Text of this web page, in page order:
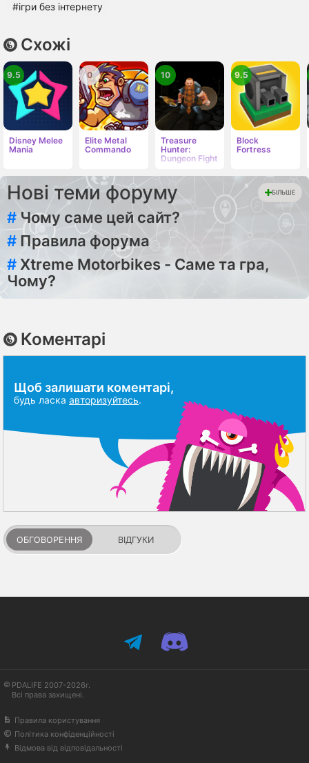
#ігри без інтернету
Схожі
Disney Melee
Mania
9.5
Elite Metal
Commando
0
Treasure
Hunter:
Dungeon Fight
10
Block
Fortress
9.5
Нові теми форуму БІЛЬШЕ
# Чому саме цей сайт?
# Правила форума
# Xtreme Motorbikes - Саме та гра,
Чому?
Коментарі
Щоб залишати коментарі,
будь ласка авторизуйтесь.
ОБГОВОРЕННЯ ВІДГУКИ
PDALIFE 2007-2026г.
Всі права захищені.
Правила користування
Політика конфіденційності
Відмова від відповідальності